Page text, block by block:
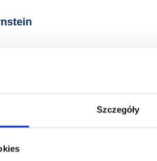
Szczegóły